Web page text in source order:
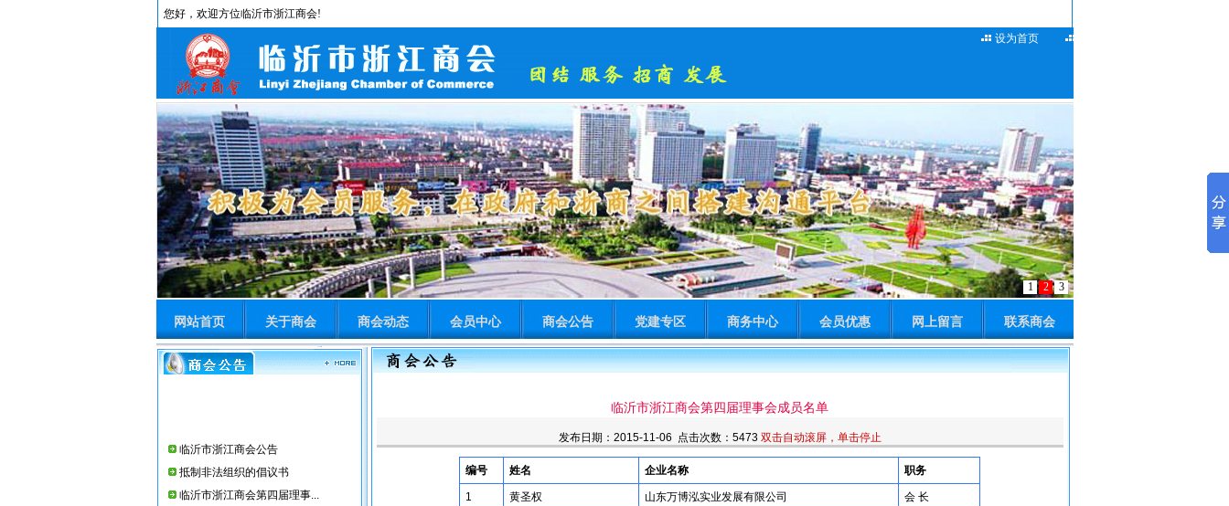
您好，欢迎方位临沂市浙江商会!
设为首页
网站首页 关于商会 商会动态 会员中心 商会公告 党建专区 商务中心 会员优惠 网上留言 联系商会
临沂市浙江商会公告
抵制非法组织的倡议书
临沂市浙江商会第四届理事...
临沂市浙江商会第四届理事会成员名单
发布日期：2015-11-06 点击次数：5473 双击自动滚屏，单击停止
编号 姓名 企业名称 职务
1 黄圣权 山东万博泓实业发展有限公司 会 长